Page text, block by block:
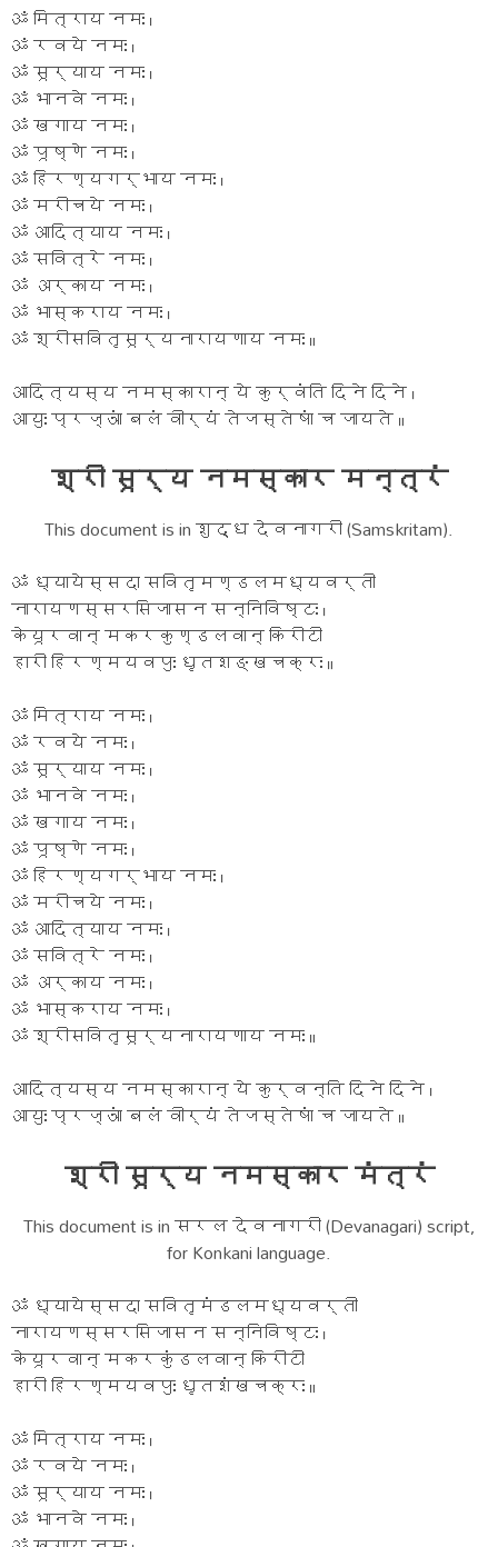
ॐ मित्राय नमः ।
ॐ रवये नमः ।
ॐ सूर्याय नमः ।
ॐ भानवे नमः ।
ॐ खगाय नमः ।
ॐ पूष्णे नमः ।
ॐ हिरण्यगर्भाय नमः ।
ॐ मरीचये नमः ।
ॐ आदित्याय नमः ।
ॐ सवित्रे नमः ।
ॐ अर्काय नमः ।
ॐ भास्कराय नमः ।
ॐ श्रीसवितृसूर्यनारायणाय नमः ॥
आदित्यस्य नमस्कारान् ये कुर्वंति दिने दिने ।
आयुः प्रज्ञां बलं वीर्यं तेजस्तेषां च जायते ॥
श्री सूर्य नमस्कार मन्त्रं
This document is in शुद्ध देवनागरी (Samskritam).
ॐ ध्यायेस्सदा सवितृमण्डलमध्यवर्ती
नारायणस्सरसिजासन सन्निविष्टः ।
केयूरवान् मकरकुण्डलवान् किरीटी
हारी हिरण्मयवपुः धृतशङ्खचक्रः ॥
ॐ मित्राय नमः ।
ॐ रवये नमः ।
ॐ सूर्याय नमः ।
ॐ भानवे नमः ।
ॐ खगाय नमः ।
ॐ पूष्णे नमः ।
ॐ हिरण्यगर्भाय नमः ।
ॐ मरीचये नमः ।
ॐ आदित्याय नमः ।
ॐ सवित्रे नमः ।
ॐ अर्काय नमः ।
ॐ भास्कराय नमः ।
ॐ श्रीसवितृसूर्यनारायणाय नमः ॥
आदित्यस्य नमस्कारान् ये कुर्वन्ति दिने दिने ।
आयुः प्रज्ञां बलं वीर्यं तेजस्तेषां च जायते ॥
श्री सूर्य नमस्कार मंत्रं
This document is in सरल देवनागरी (Devanagari) script,
for Konkani language.
ॐ ध्यायेस्सदा सवितृमंडलमध्यवर्ती
नारायणस्सरसिजासन सन्निविष्टः ।
केयूरवान् मकरकुंडलवान् किरीटी
हारी हिरण्मयवपुः धृतशंखचक्रः ॥
ॐ मित्राय नमः ।
ॐ रवये नमः ।
ॐ सूर्याय नमः ।
ॐ भानवे नमः ।